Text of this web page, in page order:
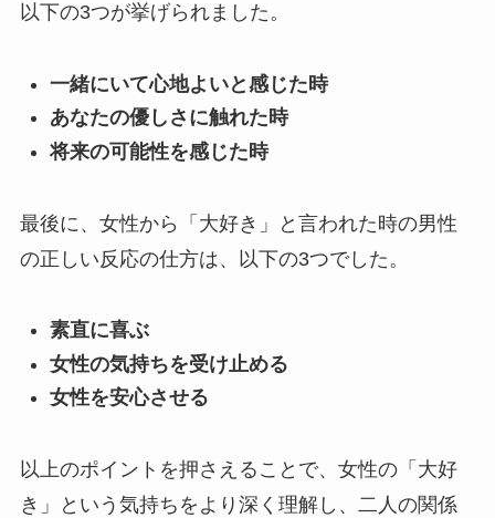
以下の3つが挙げられました。
一緒にいて心地よいと感じた時
あなたの優しさに触れた時
将来の可能性を感じた時
最後に、女性から「大好き」と言われた時の男性
の正しい反応の仕方は、以下の3つでした。
素直に喜ぶ
女性の気持ちを受け止める
女性を安心させる
以上のポイントを押さえることで、女性の「大好
き」という気持ちをより深く理解し、二人の関係